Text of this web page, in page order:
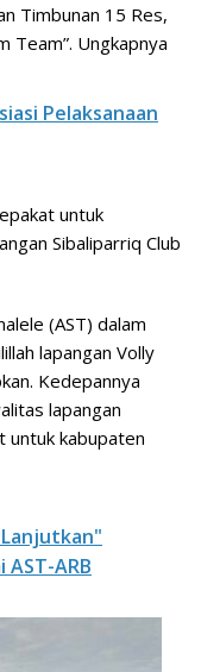
Timbunan 15 Res,
Team”. Ungkapnya
Pelaksanaan
untuk
Sibaliparriq Club
(AST) dalam
lapangan Volly
Kedepannya
lapangan
untuk kabupaten
ARB